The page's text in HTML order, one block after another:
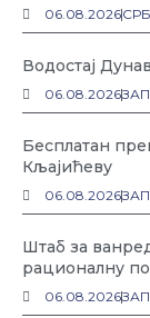
06.08.2026
Водостај
06.08.2026
Бесплатан
Кљајићеву
06.08.2026
Штаб за
рационалну
06.08.2026